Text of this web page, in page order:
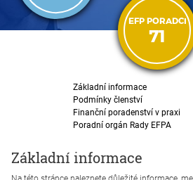
EFP PORADCI
71
Základní informace
Podmínky členství
Finanční poradenství v praxi
Poradní orgán Rady EFPA
Základní informace